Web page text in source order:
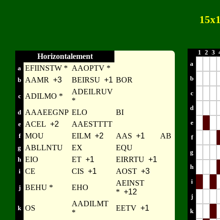
Horizontalement
a EFIINSTW * AAOPTV *
b AAMR +3 BEIRSU +1 BOR
c ADILMO *
ADEILRUV
*
d AAAEEGNP ELO BI
e ACEL +2 AAESTTTT
f MOU EILM +2 AAS +1 AB
g ABLLNTU EX EQU
h EIO ET +1 EIRRTU +1
i CE CIS +1 AOST +3
j BEHU * EHO
AEINST
* +12
k OS
AADILMT
*
EETV +1
1 2 3
a
b
c
d
e
f
g
h
i
j
k